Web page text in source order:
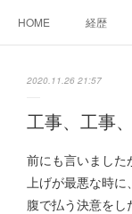
HOME 経歴
移動出来て、工場で作
「心神の夢想２０２０」
2020.11.26 21:57
工事、工事
前にも言いました
上げが最悪な時に
腹で払う決意を